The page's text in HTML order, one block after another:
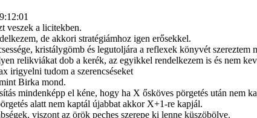
veszek a licitekben.
de akkori stratégiámhoz igen erősekkel.
kristálygömb és legutoljára a reflexek könyvét szereztem
relikviákat dob a kerék, az egyikkel rendelkezem is és nem
irigyelni tudom a szerencséseket
Birka mond.
mindenképp el kéne, hogy ha X ősköves pörgetés után nem
alatt nem kaptál újabbat akkor X+1-re kapjál.
viszont az örök peches szerepe ki lenne küszöbölve.